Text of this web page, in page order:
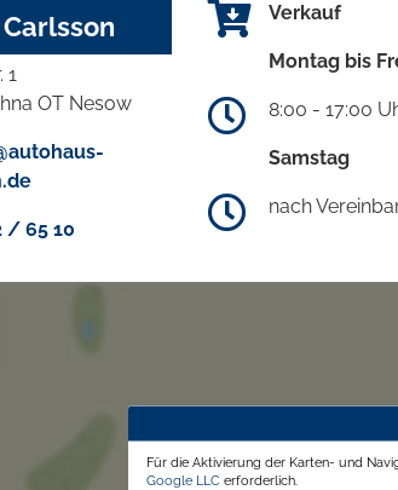
1
OT Nesow
/ 65 10
Verkauf
Montag bis
8:00 - 17:00
Samstag
nach
Für die Aktivierung der Karten- und
Google LLC erforderlich.